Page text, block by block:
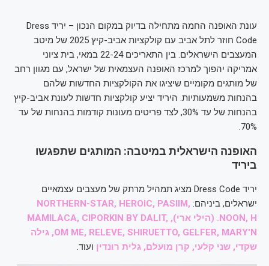
עונת האופנה החמה מתחילה בדיוק במקום הנכון – יריד Dress
Code חוזר לתל אביב עם קולקציות אביב-קיץ 2025 של מיטב
המעצבים הישראלים. בין התאריכים 22-24 במאי, בית ציוני
אמריקה יהפוך למרכז האופנה העצמאית של ישראל, עם מגוון רחב
של מותגים מקומיים שיציגו את הקולקציות החדשות שלהם
בהנחות משמעותיות. היריד יציע קולקציות חדשות לעונת אביב-קיץ
בהנחות של עד 30%, לצד פריטים מעונות קודמות בהנחות של עד
70%.
האופנה הישראלית במיטבה: המותגים שתפגשו
ביריד
יריד Dress Code מציג תמהיל מרתק של מעצבים עצמאיים
ישראלים, ביניהם: NORTHERN-STAR, HEROIC, PASIIM,
NOON, H. (הילי ארי), MAMILACA, CIPORKIN BY DALIT,
OM ME, RELEVE, SHIRUETTO, GELFER, MARY'N, גילה
שקדי, שני קלעי, קרן מועלם, גלית רונדין ועוד.